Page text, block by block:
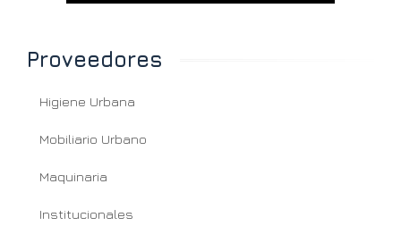
Proveedores
Higiene Urbana
Mobiliario Urbano
Maquinaria
Institucionales